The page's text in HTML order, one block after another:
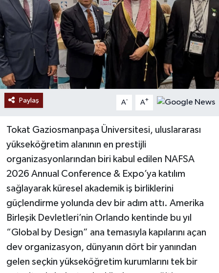
Paylaş A- A+
Tokat Gaziosmanpaşa Üniversitesi, uluslararası
yükseköğretim alanının en prestijli
organizasyonlarından biri kabul edilen NAFSA
2026 Annual Conference & Expo’ya katılım
sağlayarak küresel akademik iş birliklerini
güçlendirme yolunda dev bir adım attı. Amerika
Birleşik Devletleri’nin Orlando kentinde bu yıl
“Global by Design” ana temasıyla kapılarını açan
dev organizasyon, dünyanın dört bir yanından
gelen seçkin yükseköğretim kurumlarını tek bir
Tokat Haber